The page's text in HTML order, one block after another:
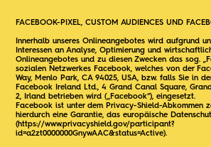
FACEBOOK-PIXEL, CUSTOM AUDIENCES UND
Innerhalb unseres Onlineangebotes wird aufgrund
Interessen an Analyse, Optimierung und
Onlineangebotes und zu diesen Zwecken das sog.
sozialen Netzwerkes Facebook, welches von der
Way, Menlo Park, CA 94025, USA, bzw. falls Sie in
Facebook Ireland Ltd., 4 Grand Canal Square,
2, Irland betrieben wird („Facebook“), eingesetzt.
Facebook ist unter dem Privacy-Shield-Abkommen
hierdurch eine Garantie, das europäische
(https://www.privacyshield.gov/participant?
id=a2zt0000000GnywAAC&status=Active).